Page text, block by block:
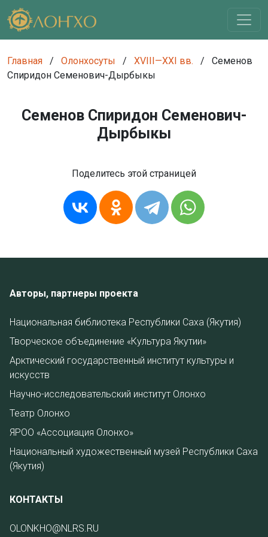
Главная / Олонхосуты / XVIII—XXI вв. /
Семенов
Спиридон Семенович-Дырбыкы
Семенов Спиридон Семенович-
Дырбыкы
Поделитесь этой страницей
Авторы, партнеры проекта
Национальная библиотека Республики Саха (Якутия)
Творческое объединение «Культура Якутии»
Арктический государственный институт культуры и
искусств
Научно-исследовательский институт Олонхо
Театр Олонхо
ЯРОО «Ассоциация Олонхо»
Национальный художественный музей Республики Саха
(Якутия)
КОНТАКТЫ
OLONKHO@NLRS.RU